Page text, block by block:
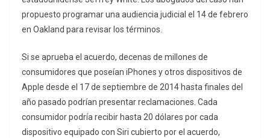
propuesto programar una audiencia judicial el 14 de febrero
en Oakland para revisar los términos.
Si se aprueba el acuerdo, decenas de millones de
consumidores que poseían iPhones y otros dispositivos de
Apple desde el 17 de septiembre de 2014 hasta finales del
año pasado podrían presentar reclamaciones. Cada
consumidor podría recibir hasta 20 dólares por cada
dispositivo equipado con Siri cubierto por el acuerdo,